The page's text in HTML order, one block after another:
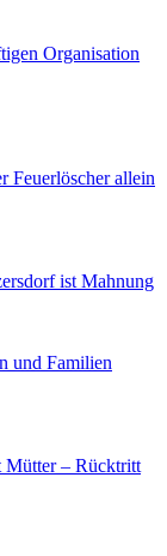
Organisation
Feuerlöscher allein
ist Mahnung
und Familien
Mütter – Rücktritt